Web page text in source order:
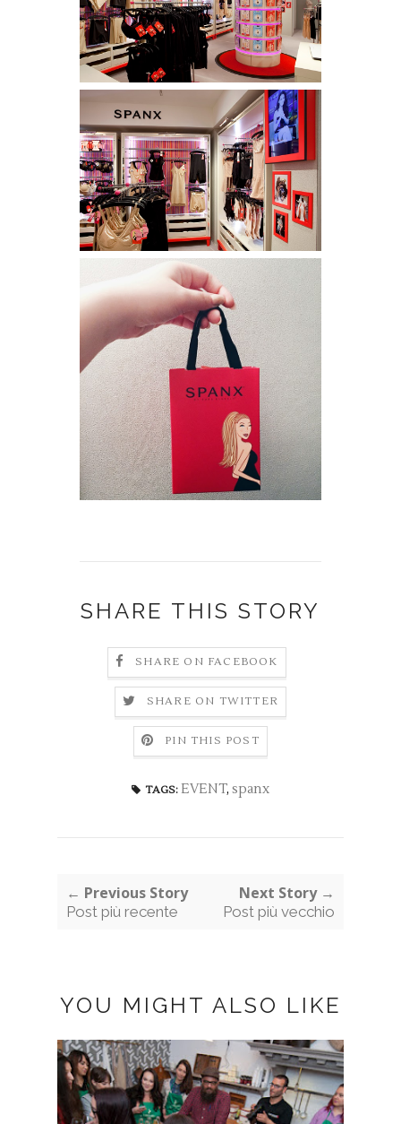
SHARE THIS STORY
SHARE ON FACEBOOK
SHARE ON TWITTER
PIN THIS POST
TAGS: EVENT, spanx
← Previous Story
Post più recente
Next Story →
Post più vecchio
YOU MIGHT ALSO LIKE